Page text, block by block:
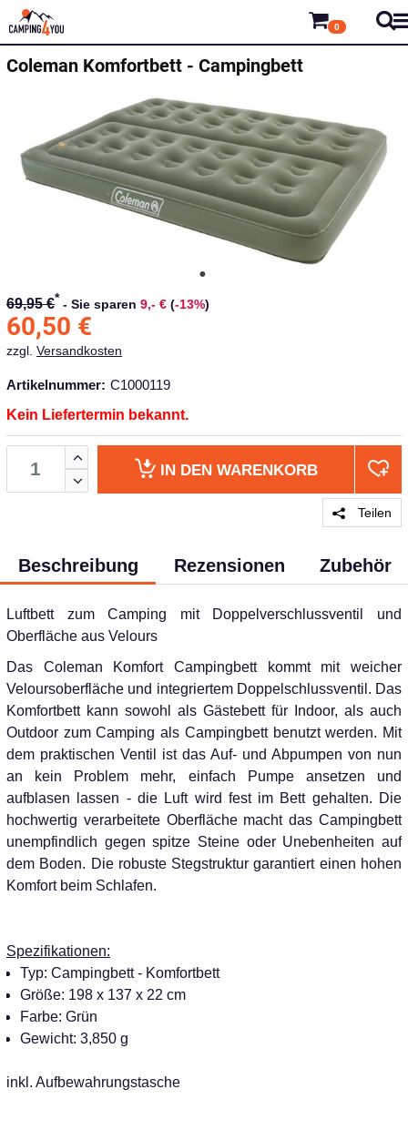
0
Coleman Komfortbett - Campingbett
69,95 €* - Sie sparen 9,- € (-13%)
60,50 €
zzgl. Versandkosten
Artikelnummer: C1000119
Kein Liefertermin bekannt.
IN DEN WARENKORB
Teilen
Beschreibung Rezensionen Zubehör
Luftbett zum Camping mit Doppelverschlussventil und
Oberfläche aus Velours
Das Coleman Komfort Campingbett kommt mit weicher
Veloursoberfläche und integriertem Doppelschlussventil. Das
Komfortbett kann sowohl als Gästebett für Indoor, als auch
Outdoor zum Camping als Campingbett benutzt werden. Mit
dem praktischen Ventil ist das Auf- und Abpumpen von nun
an kein Problem mehr, einfach Pumpe ansetzen und
aufblasen lassen - die Luft wird fest im Bett gehalten. Die
hochwertig verarbeitete Oberfläche macht das Campingbett
unempfindlich gegen spitze Steine oder Unebenheiten auf
dem Boden. Die robuste Stegstruktur garantiert einen hohen
Komfort beim Schlafen.
Spezifikationen:
Typ: Campingbett - Komfortbett
Größe: 198 x 137 x 22 cm
Farbe: Grün
Gewicht: 3,850 g
inkl. Aufbewahrungstasche